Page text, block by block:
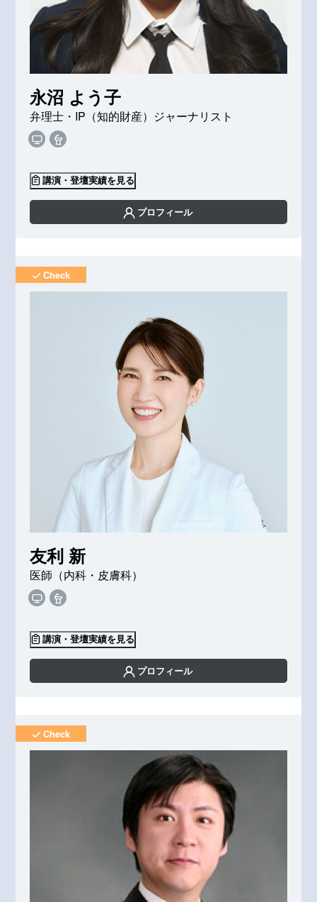
永沼 よう子
弁理士・IP（知的財産）ジャーナリスト
講演・登壇実績を見る
プロフィール
友利 新
医師（内科・皮膚科）
講演・登壇実績を見る
プロフィール
Check
Check